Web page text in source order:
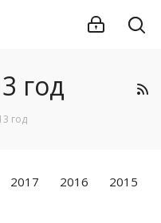
год
год
2017 2016 2015